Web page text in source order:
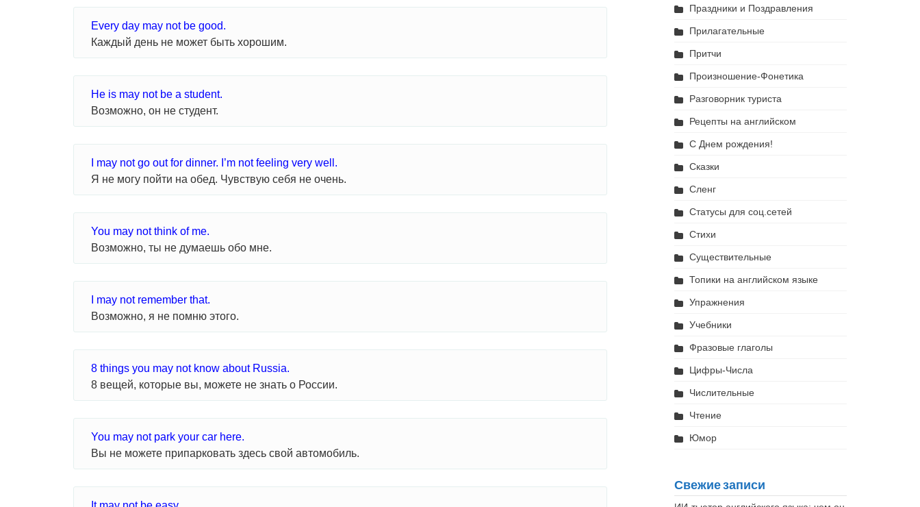
Every day may not be good.
Каждый день не может быть хорошим.
He is may not be a student.
Возможно, он не студент.
I may not go out for dinner. I’m not feeling very well.
Я не могу пойти на обед. Чувствую себя не очень.
You may not think of me.
Возможно, ты не думаешь обо мне.
I may not remember that.
Возможно, я не помню этого.
8 things you may not know about Russia.
8 вещей, которые вы, можете не знать о России.
You may not park your car here.
Вы не можете припарковать здесь свой автомобиль.
Праздники и Поздравления
Прилагательные
Притчи
Произношение-Фонетика
Разговорник туриста
Рецепты на английском
С Днем рождения!
Сказки
Сленг
Статусы для соц.сетей
Стихи
Существительные
Топики на английском языке
Упражнения
Учебники
Фразовые глаголы
Цифры-Числа
Числительные
Чтение
Юмор
Свежие записи